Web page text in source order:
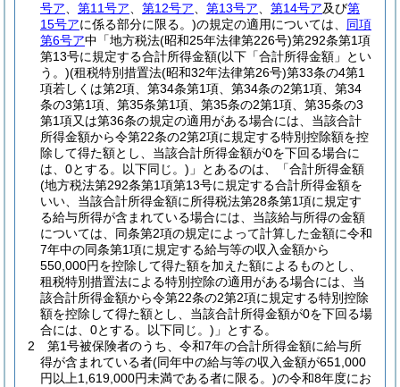
号ア
第11号ア 第12号ア 第13号ア 第14号ア及び第
15号アに係る部分に限る。)の規定の適用については、 同項
第6号ア中「地方税法(昭和25年法律第226号)第292条第1項
第13号に規定する合計所得金額(以下「合計所得金額」とい
う。)(租税特別措置法(昭和32年法律第26号)第33条の4第1
項若しくは第2項、第34条第1項、第34条の2第1項、第34
条の3第1項、第35条第1項、第35条の2第1項、第35条の3
第1項又は第36条の規定の適用がある場合には、当該合計
所得金額から令第22条の2第2項に規定する特別控除額を控
除して得た額とし、当該合計所得金額が0を下回る場合に
は、0とする。以下同じ。) 」とあるのは、「合計所得金額
(地方税法第292条第1項第13号に規定する合計所得金額を
いい、当該合計所得金額に所得税法第28条第1項に規定す
る給与所得が含まれている場合には、当該給与所得の金額
については、同条第2項の規定によって計算した金額に令和
7年中の同条第1項に規定する給与等の収入金額から
550,000円を控除して得た額を加えた額によるものとし、
租税特別措置法による特別控除の適用がある場合には、当
該合計所得金額から令第22条の2第2項に規定する特別控除
額を控除して得た額とし、当該合計所得金額が0を下回る場
合には、0とする。以下同じ。) 」とする。
2
第1号被保険者のうち、令和7年の合計所得金額に給与所
得が含まれている者(同年中の給与等の収入金額が651,000
円以上1,619,000円未満である者に限る。)の令和8年度にお